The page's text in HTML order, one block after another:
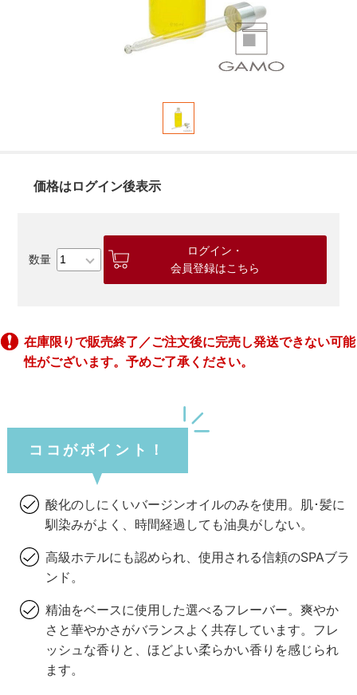
価格はログイン後表示
ログイン・
会員登録はこちら
在庫限りで販売終了／ご注文後に完売し発送できない可能
性がございます。予めご了承ください。
ココがポイント！
酸化のしにくいバージンオイルのみを使用。肌･髪に
馴染みがよく、時間経過しても油臭がしない。
高級ホテルにも認められ、使用される信頼のSPAブラ
ンド。
精油をベースに使用した選べるフレーバー。爽やか
さと華やかさがバランスよく共存しています。フレ
ッシュな香りと、ほどよい柔らかい香りを感じられ
ます。